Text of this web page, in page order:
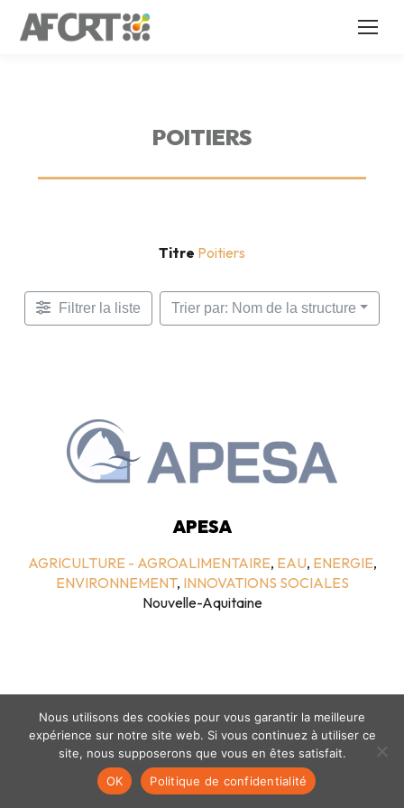
POITIERS
Titre Poitiers
Filtrer la liste Trier par: Nom de la structure
APESA
AGRICULTURE - AGROALIMENTAIRE, EAU, ENERGIE,
ENVIRONNEMENT, INNOVATIONS SOCIALES
Nouvelle-Aquitaine
Mentions légales - politique de confidentialité
Nous utilisons des cookies pour vous garantir la meilleure
expérience sur notre site web. Si vous continuez à utiliser ce
site, nous supposerons que vous en êtes satisfait.
OK
Politique de confidentialité